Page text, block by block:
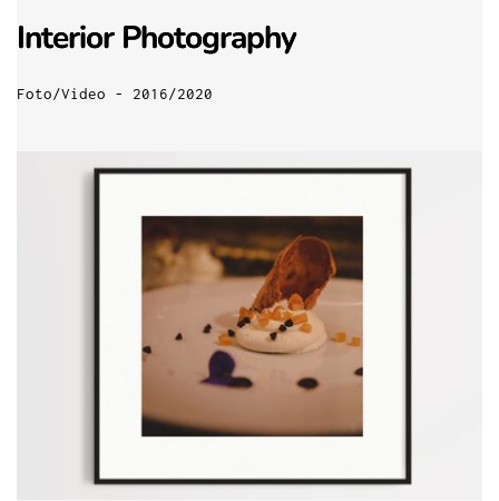
Interior Photography
Foto/Video - 2016/2020